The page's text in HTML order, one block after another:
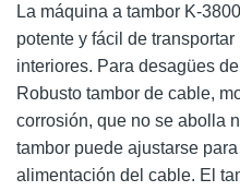
La máquina a tambor K-
potente y fácil de
interiores. Para desagües
Robusto tambor de cable,
corrosión, que no se abolla
tambor puede ajustarse
alimentación del cable. El